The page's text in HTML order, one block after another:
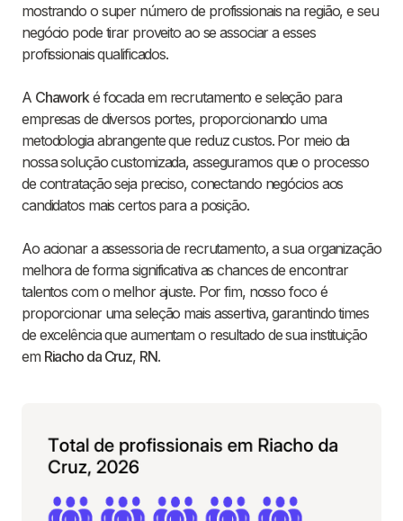
mostrando o super número de profissionais na região, e seu
negócio pode tirar proveito ao se associar a esses
profissionais qualificados.
A Chaworké focada em recrutamento e seleção para
empresas de diversos portes, proporcionando uma
metodologia abrangente que reduz custos. Por meio da
nossa solução customizada, asseguramos que o processo
de contratação seja preciso, conectando negócios aos
candidatos mais certos para a posição.
Ao acionar a assessoria de recrutamento, a sua organização
melhora de forma significativa as chances de encontrar
talentos com o melhor ajuste. Por fim, nosso foco é
proporcionar uma seleção mais assertiva, garantindo times
de excelência que aumentam o resultado de sua instituição
em Riacho da Cruz, RN.